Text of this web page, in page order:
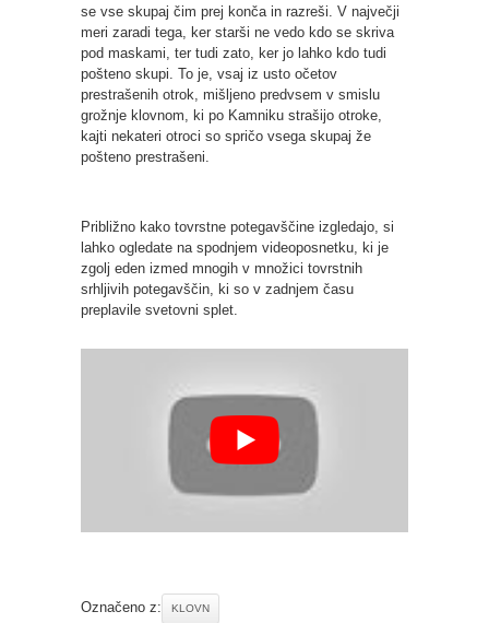
se vse skupaj čim prej konča in razreši. V največji
meri zaradi tega, ker starši ne vedo kdo se skriva
pod maskami, ter tudi zato, ker jo lahko kdo tudi
pošteno skupi. To je, vsaj iz usto očetov
prestrašenih otrok, mišljeno predvsem v smislu
grožnje klovnom, ki po Kamniku strašijo otroke,
kajti nekateri otroci so spričo vsega skupaj že
pošteno prestrašeni.
Približno kako tovrstne potegavščine izgledajo, si
lahko ogledate na spodnjem videoposnetku, ki je
zgolj eden izmed mnogih v množici tovrstnih
srhljivih potegavščin, ki so v zadnjem času
preplavile svetovni splet.
Označeno z: KLOVN